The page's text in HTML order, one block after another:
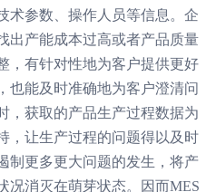
术参数、操作人员等信息。企
出产能成本过高或者产品质量
，有针对性地为客户提供更好
也能及时准确地为客户澄清问
，获取的产品生产过程数据为
，让生产过程的问题得以及时
制更多更大问题的发生，将产
况消灭在萌芽状态。因而MES